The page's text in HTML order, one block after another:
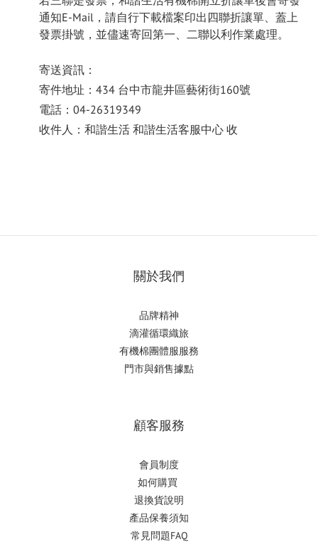
通知E-Mail，請自行下載檔案印出四聯折讓單、蓋上
發票掛號，並儘速寄回第一、二聯以利作業處理。
寄送資訊：
寄件地址：434 台中市龍井區藝術街160號
電話：04-26319349
收件人：和諧生活 和諧生活客服中心 收
關於我們
品牌精神
滴灌循環織旅
有機棉團體服服務
門市與銷售據點
顧客服務
會員制度
如何購買
退換貨說明
產品保養須知
常見問題FAQ